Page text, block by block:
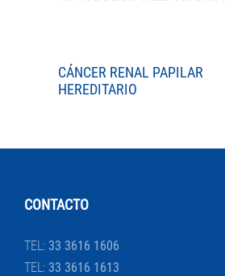
CÁNCER RENAL PAPILAR
HEREDITARIO
CONTACTO
TEL: 33 3616 1606
TEL: 33 3616 1613